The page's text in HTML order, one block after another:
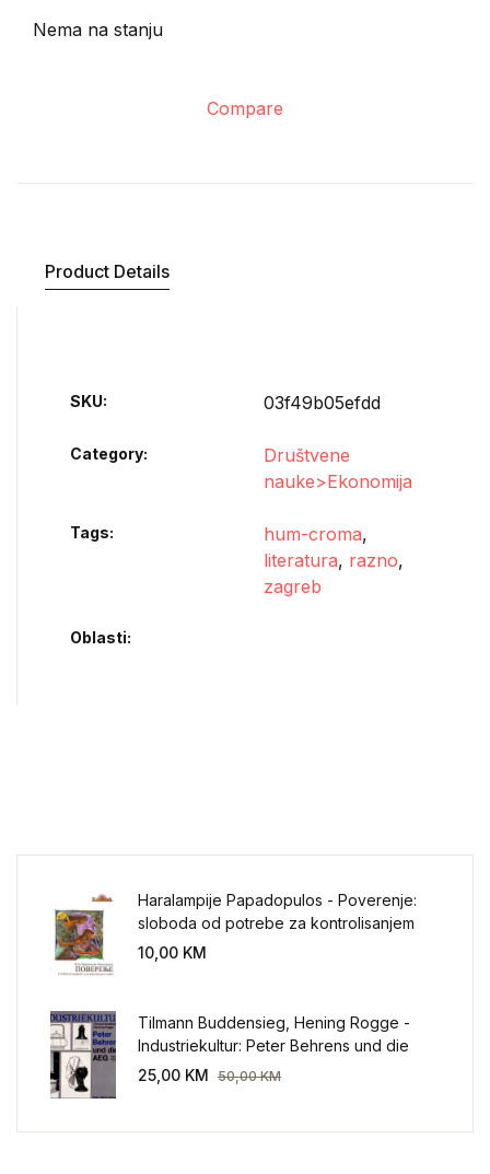
Nema na stanju
Compare
Product Details
SKU: 03f49b05efdd
Category:
Društvene
nauke>Ekonomija
Tags: hum-croma,
literatura, razno,
zagreb
Oblasti
Haralampije Papadopulos - Poverenje:
sloboda od potrebe za kontrolisanjem
sveta
10,00 KM
Tilmann Buddensieg, Hening Rogge -
Industriekultur: Peter Behrens und die
AEG 1907-1914.
25,00 KM 50,00KM